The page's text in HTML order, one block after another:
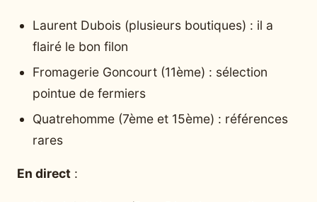
Laurent Dubois (plusieurs boutiques) : il a
flairé le bon filon
Fromagerie Goncourt (11ème) : sélection
pointue de fermiers
Quatrehomme (7ème et 15ème) : références
rares
En direct :